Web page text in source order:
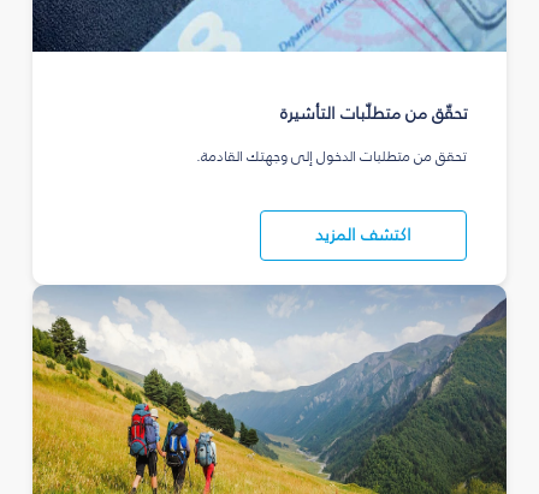
تحقّق من متطلّبات التأشيرة
تحقق من متطلبات الدخول إلى وجهتك القادمة.
اكتشف المزيد